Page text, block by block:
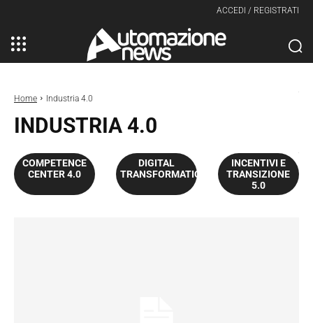
ACCEDI / REGISTRATI
Home Industria 4.0
INDUSTRIA 4.0
COMPETENCE
CENTER 4.0
DIGITAL
TRANSFORMATION
INCENTIVI E
TRANSIZIONE
5.0